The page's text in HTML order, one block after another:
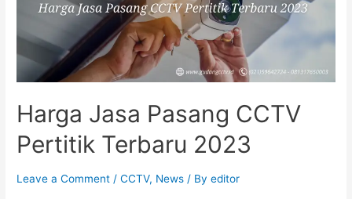
Harga Jasa Pasang CCTV
Pertitik Terbaru 2023
Leave a Comment /CCTV, News / Byeditor